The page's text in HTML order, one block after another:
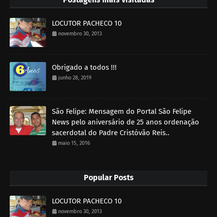
LOCUTOR PACHECO 10
novembro 30, 2013
Obrigado a todos !!!
junho 28, 2019
São Felipe: Mensagem do Portal São Felipe
News pelo aniversário de 25 anos ordenação
sacerdotal do Padre Cristóvão Reis..
maio 15, 2016
Popular Posts
LOCUTOR PACHECO 10
novembro 30, 2013